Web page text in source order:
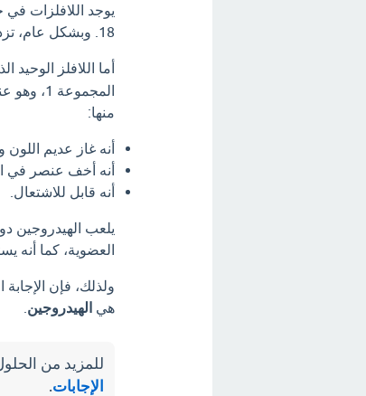
18. وبشكل عام، تزداد خصائص اللافلزات غير المعدنية مع زيادة العدد الذري.
أما اللافلز
منها:
أنه غاز عديم اللون
أنه أخف عنصر في
أنه قابل للاشتعال.
يلعب الهيدروجين
العضوية، كما أنه
ولذلك، فإن
هي الهيدروجين
للمزيد من
الإجابات.